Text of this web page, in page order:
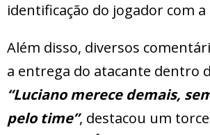
identificação do jogador com
Além disso, diversos
a entrega do atacante dentro
“Luciano merece demais,
pelo time”, destacou um